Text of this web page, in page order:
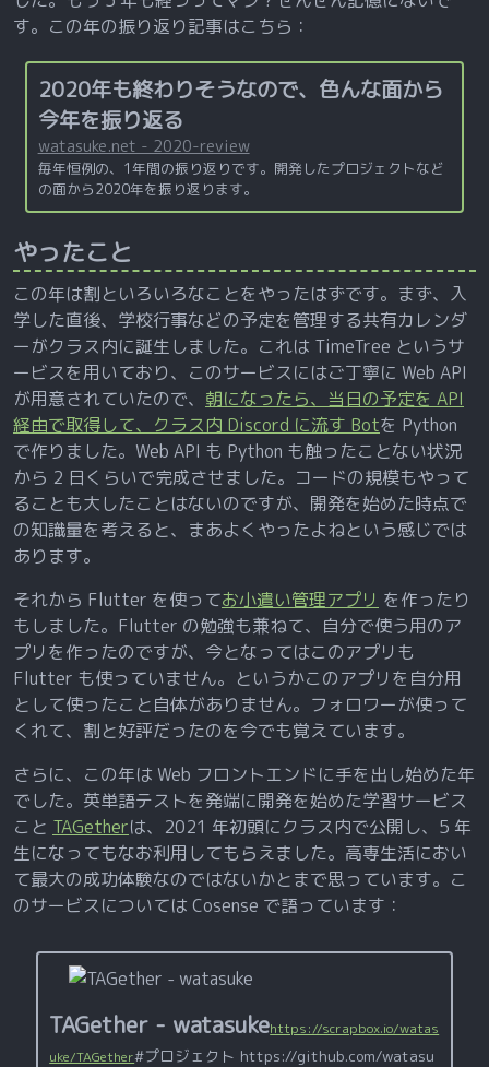
す。この年の振り返り記事はこちら：
2020年も終わりそうなので、色んな面から
今年を振り返る
watasuke.net - 2020-review
毎年恒例の、1年間の振り返りです。開発したプロジェクトなど
の面から2020年を振り返ります。
やったこと
この年は割といろいろなことをやったはずです。まず、入
学した直後、学校行事などの予定を管理する共有カレンダ
ーがクラス内に誕生しました。これは TimeTree というサ
ービスを用いており、このサービスにはご丁寧に Web API
が用意されていたので、 朝になったら、当日の予定を API
経由で取得して、クラス内 Discord に流す Botを Python
で作りました。Web API も Python も触ったことない状況
から 2 日くらいで完成させました。コードの規模もやって
ることも大したことはないのですが、開発を始めた時点で
の知識量を考えると、まあよくやったよねという感じでは
あります。
それから Flutter を使ってお小遣い管理アプリ を作ったり
もしました。Flutter の勉強も兼ねて、自分で使う用のア
プリを作ったのですが、今となってはこのアプリも
Flutter も使っていません。というかこのアプリを自分用
として使ったこと自体がありません。フォロワーが使って
くれて、割と好評だったのを今でも覚えています。
さらに、この年は Web フロントエンドに手を出し始めた年
でした。英単語テストを発端に開発を始めた学習サービス
こと TAGetherは、2021 年初頭にクラス内で公開し、5 年
生になってもなお利用してもらえました。高専生活におい
て最大の成功体験なのではないかとまで思っています。こ
のサービスについては Cosense で語っています：
TAGether - watasukehttps://scrapbox.io/watas
uke/TAGether#プロジェクト https://github.com/watasu